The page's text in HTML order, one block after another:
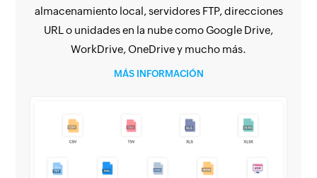
almacenamiento local, servidores FTP, direcciones
URL o unidades en la nube como Google Drive,
WorkDrive, OneDrive y mucho más.
MÁS INFORMACIÓN